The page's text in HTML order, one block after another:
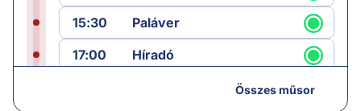
15:30
Paláver
17:00
Híradó
Összes műsor